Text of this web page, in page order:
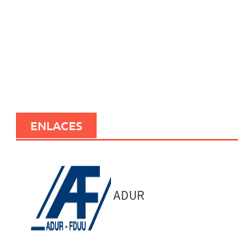
ENLACES
ADUR